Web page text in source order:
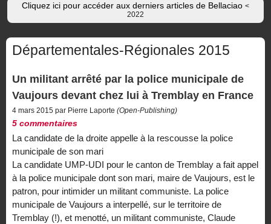
Cliquez ici pour accéder aux derniers articles de Bellaciao <
2022
Départementales-Régionales 2015
Un militant arrêté par la police municipale de
Vaujours devant chez lui à Tremblay en France
4 mars 2015 par Pierre Laporte (Open-Publishing)
5 commentaires
La candidate de la droite appelle à la rescousse la police
municipale de son mari
La candidate UMP-UDI pour le canton de Tremblay a fait appel
à la police municipale dont son mari, maire de Vaujours, est le
patron, pour intimider un militant communiste. La police
municipale de Vaujours a interpellé, sur le territoire de
Tremblay (!), et menotté, un militant communiste, Claude